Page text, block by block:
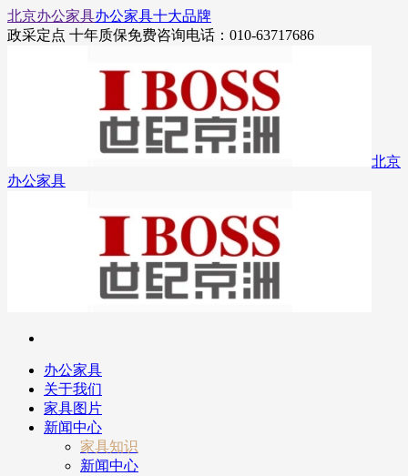
北京办公家具办公家具十大品牌
政采定点 十年质保免费咨询电话：010-63717686
北京
办公家具
办公家具
关于我们
家具图片
新闻中心
家具知识
新闻中心